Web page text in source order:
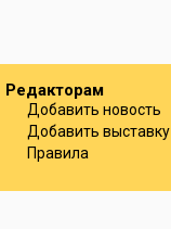
Редакторам
Добавить новость
Добавить выставку
Правила